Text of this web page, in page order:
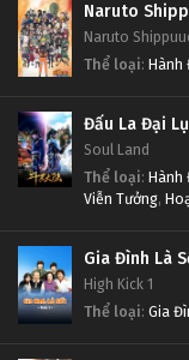
Naruto
Naruto
Thể loại: Hành
Đấu La Đại
Soul Land
Thể loại: Hành
Viễn Tưởng,
Gia Đình Là
High Kick 1
Thể loại: Gia